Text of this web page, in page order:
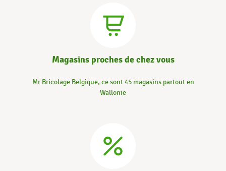
Magasins proches de chez vous
Mr.Bricolage Belgique, ce sont 45 magasins partout en
Wallonie